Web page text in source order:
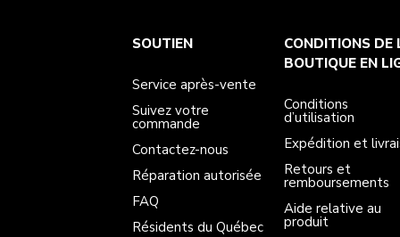
Service après-vente
Suivez votre commande
FAQ
Résidents du Québec
Conditions d’utilisation
Expédition et livraison
Manuels
La marque
International
SOUTIEN
Service après-vente
Suivez votre
commande
Contactez-nous
Réparation autorisée
FAQ
Résidents du Québec
CONDITIONS DE
BOUTIQUE EN
Conditions
d’utilisation
Expédition et
Retours et
remboursements
Aide relative au
produit